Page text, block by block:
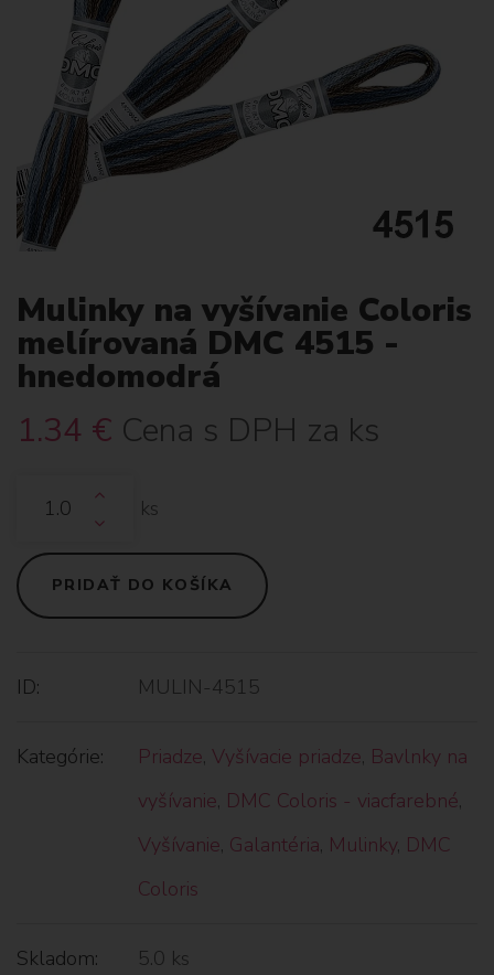
Mulinky na vyšívanie Coloris
melírovaná DMC 4515 -
hnedomodrá
1.34 € Cena s DPH za ks
ks
PRIDAŤ DO KOŠÍKA
ID: MULIN-4515
Kategórie: Priadze, Vyšívacie priadze, Bavlnky na
vyšívanie, DMC Coloris - viacfarebné,
Vyšívanie, Galantéria, Mulinky, DMC
Coloris
Skladom: 5.0 ks